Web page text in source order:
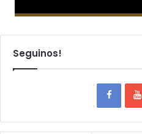
Seguinos!